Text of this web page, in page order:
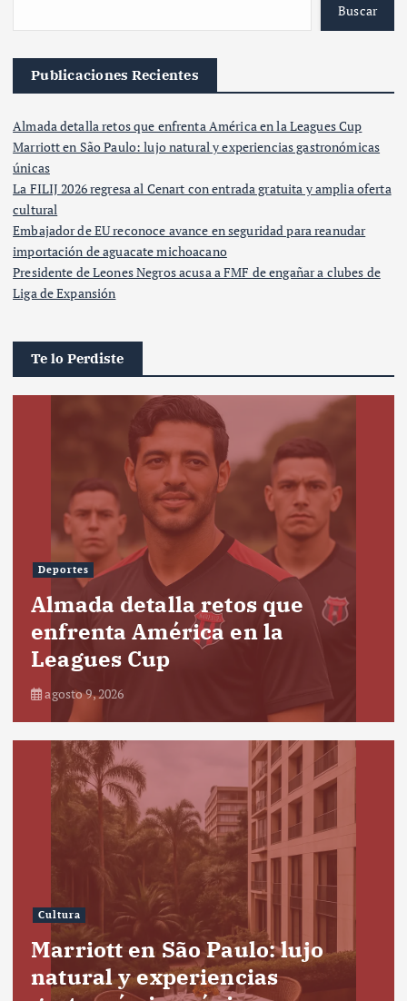
Buscar
Publicaciones Recientes
Almada detalla retos que enfrenta América en la Leagues Cup
Marriott en São Paulo: lujo natural y experiencias gastronómicas
únicas
La FILIJ 2026 regresa al Cenart con entrada gratuita y amplia oferta
cultural
Embajador de EU reconoce avance en seguridad para reanudar
importación de aguacate michoacano
Presidente de Leones Negros acusa a FMF de engañar a clubes de
Liga de Expansión
Te lo Perdiste
Deportes
Almada detalla retos que
enfrenta América en la
Leagues Cup
agosto 9, 2026
Cultura
Marriott en São Paulo: lujo
natural y experiencias